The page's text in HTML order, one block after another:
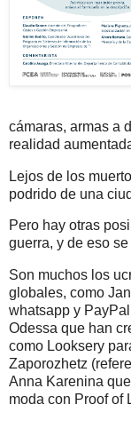
cámaras, armas a
realidad
Lejos de los
podrido de una
Pero hay otras
guerra, y de eso
Son muchos los
globales, como
whatsapp y
Odessa que han
como Looksery
Zaporozhetz
Anna Karenina
moda con Proof of